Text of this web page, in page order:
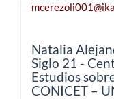
Natalia
Siglo 21 -
Estudios
CONICET –